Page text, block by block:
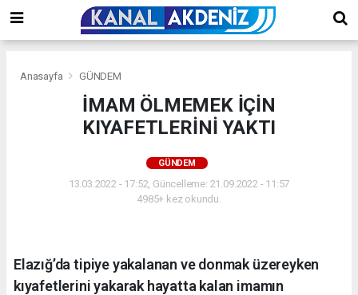
Anasayfa GÜNDEM
İMAM ÖLMEMEK İÇİN
KIYAFETLERİNİ YAKTI
GÜNDEM
13.03.2022 - 17:52, Güncelleme: 21.09.2022 - 11:57
4985+ kez okundu.
Elazığ’da tipiye yakalanan ve donmak üzereyken
kıyafetlerini yakarak hayatta kalan imamın